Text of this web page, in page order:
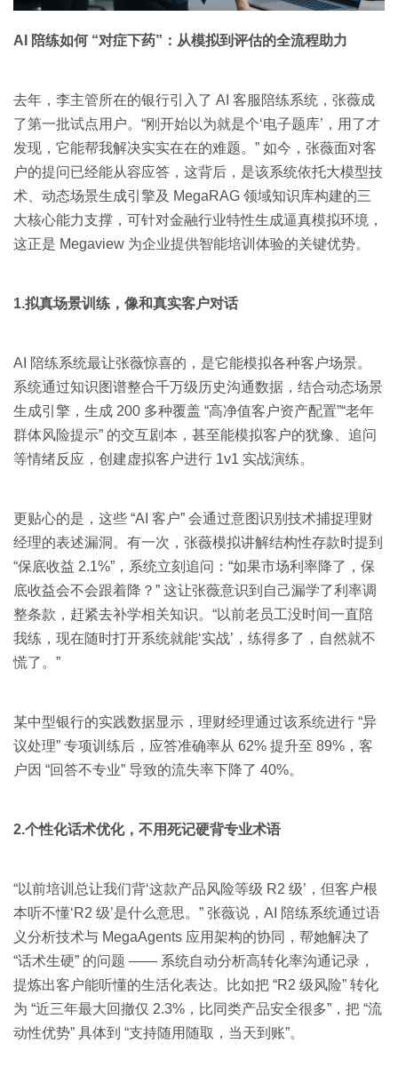
AI 陪练如何 “对症下药”：从模拟到评估的全流程助力
去年，李主管所在的银行引入了 AI 客服陪练系统，张薇成
了第一批试点用户。“刚开始以为就是个‘电子题库’，用了才
发现，它能帮我解决实实在在的难题。” 如今，张薇面对客
户的提问已经能从容应答，这背后，是该系统依托大模型技
术、动态场景生成引擎及 MegaRAG 领域知识库构建的三
大核心能力支撑，可针对金融行业特性生成逼真模拟环境，
这正是 Megaview 为企业提供智能培训体验的关键优势。
1.拟真场景训练，像和真实客户对话
AI 陪练系统最让张薇惊喜的，是它能模拟各种客户场景。
系统通过知识图谱整合千万级历史沟通数据，结合动态场景
生成引擎，生成 200 多种覆盖 “高净值客户资产配置”“老年
群体风险提示” 的交互剧本，甚至能模拟客户的犹豫、追问
等情绪反应，创建虚拟客户进行 1v1 实战演练。
更贴心的是，这些 “AI 客户” 会通过意图识别技术捕捉理财
经理的表述漏洞。有一次，张薇模拟讲解结构性存款时提到
“保底收益 2.1%”，系统立刻追问：“如果市场利率降了，保
底收益会不会跟着降？” 这让张薇意识到自己漏学了利率调
整条款，赶紧去补学相关知识。“以前老员工没时间一直陪
我练，现在随时打开系统就能‘实战’，练得多了，自然就不
慌了。”
某中型银行的实践数据显示，理财经理通过该系统进行 “异
议处理” 专项训练后，应答准确率从 62% 提升至 89%，客
户因 “回答不专业” 导致的流失率下降了 40%。
2.个性化话术优化，不用死记硬背专业术语
“以前培训总让我们背‘这款产品风险等级 R2 级’，但客户根
本听不懂‘R2 级’是什么意思。” 张薇说，AI 陪练系统通过语
义分析技术与 MegaAgents 应用架构的协同，帮她解决了
“话术生硬” 的问题 —— 系统自动分析高转化率沟通记录，
提炼出客户能听懂的生活化表达。比如把 “R2 级风险” 转化
为 “近三年最大回撤仅 2.3%，比同类产品安全很多”，把 “流
动性优势” 具体到 “支持随用随取，当天到账”。